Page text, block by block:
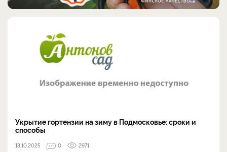
Укрытие гортензии на зиму в Подмосковье: сроки и
способы
13.10.2025 0 2971